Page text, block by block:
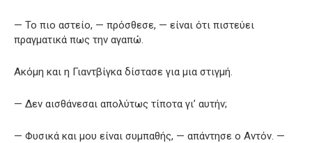
— Το πιο αστείο, — πρόσθεσε, — είναι ότι πιστεύει
πραγματικά πως την αγαπώ.
Ακόμη και η Γιαντβίγκα δίστασε για μια στιγμή.
— Δεν αισθάνεσαι απολύτως τίποτα γι’ αυτήν;
— Φυσικά και μου είναι συμπαθής, — απάντησε ο Αντόν. —